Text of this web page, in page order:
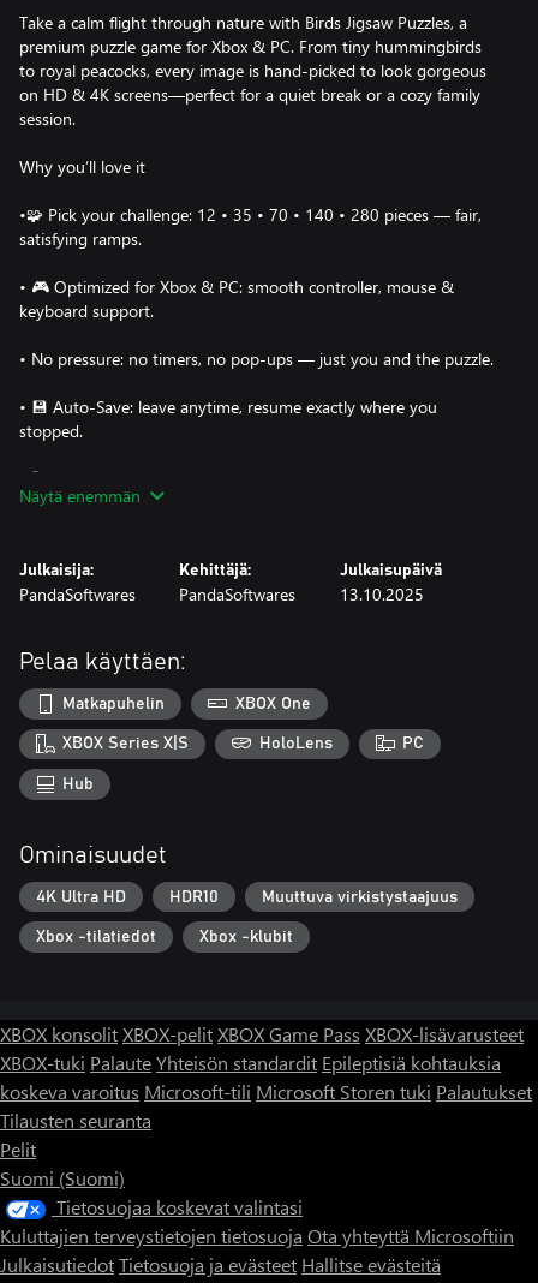
Take a calm flight through nature with Birds Jigsaw Puzzles, a
premium puzzle game for Xbox & PC. From tiny hummingbirds
to royal peacocks, every image is hand-picked to look gorgeous
on HD & 4K screens—perfect for a quiet break or a cozy family
session.
Why you’ll love it
•🧩 Pick your challenge: 12 • 35 • 70 • 140 • 280 pieces — fair,
satisfying ramps.
• 🎮 Optimized for Xbox & PC: smooth controller, mouse &
keyboard support.
• No pressure: no timers, no pop-ups — just you and the puzzle.
• 💾 Auto-Save: leave anytime, resume exactly where you
stopped.
•🧭 Smart assists: preview overlay & guide lines (toggle on/off).
• 🔒 Buy once: no ads, no tracking, no in-app purchases. Works
Curated bird collections (12)
• 🦜 Colorful Parrots • 🦅 Eagles & Hawks • 🦩 Flamingos • ✨🐦
Hummingbirds • 💙🐦 Kingfishers & Blue Birds • 🦉 Owls • 🦚
Peacocks • 🐧 Penguins • 🎵🐦 Songbirds • • 🦢 Swans • 🌴🐦
Toucans • 🪵🔨🐦 Woodpeckers
• A gentle flow state: crisp piece-snapping, elegant lighting, and
lifelike birds that pop on big screens. Ideal for unwinding after
work, focused breaks, or family game night.
• 🌍 UI included: 中文 • English • Français • Deutsch • Italiano •
日本語 • 한국어 • Português • Русский • Español
Ready to unwind?
• Settle in, pick your favorite flock, and build something beautiful,
one piece at a time. 🧩🕊️
Näytä enemmän
Julkaisija:
PandaSoftwares
Kehittäjä:
PandaSoftwares
Julkaisupäivä
13.10.2025
Pelaa käyttäen:
Matkapuhelin XBOX One
XBOX Series X|S HoloLens PC
Hub
Ominaisuudet
4K Ultra HD HDR10 Muuttuva virkistystaajuus
Xbox -tilatiedot Xbox -klubit
XBOX konsolitXBOX-pelitXBOX Game Pass XBOX-lisävarusteet
XBOX-tuki PalauteYhteisön standardit Epileptisiä kohtauksia
koskeva varoitus Microsoft-tili Microsoft Storen tuki Palautukset
Tilausten seuranta
Pelit
Suomi (Suomi)
Tietosuojaa koskevat valintasi
Kuluttajien terveystietojen tietosuoja Ota yhteyttä Microsoftiin
JulkaisutiedotTietosuoja ja evästeet Hallitse evästeitä